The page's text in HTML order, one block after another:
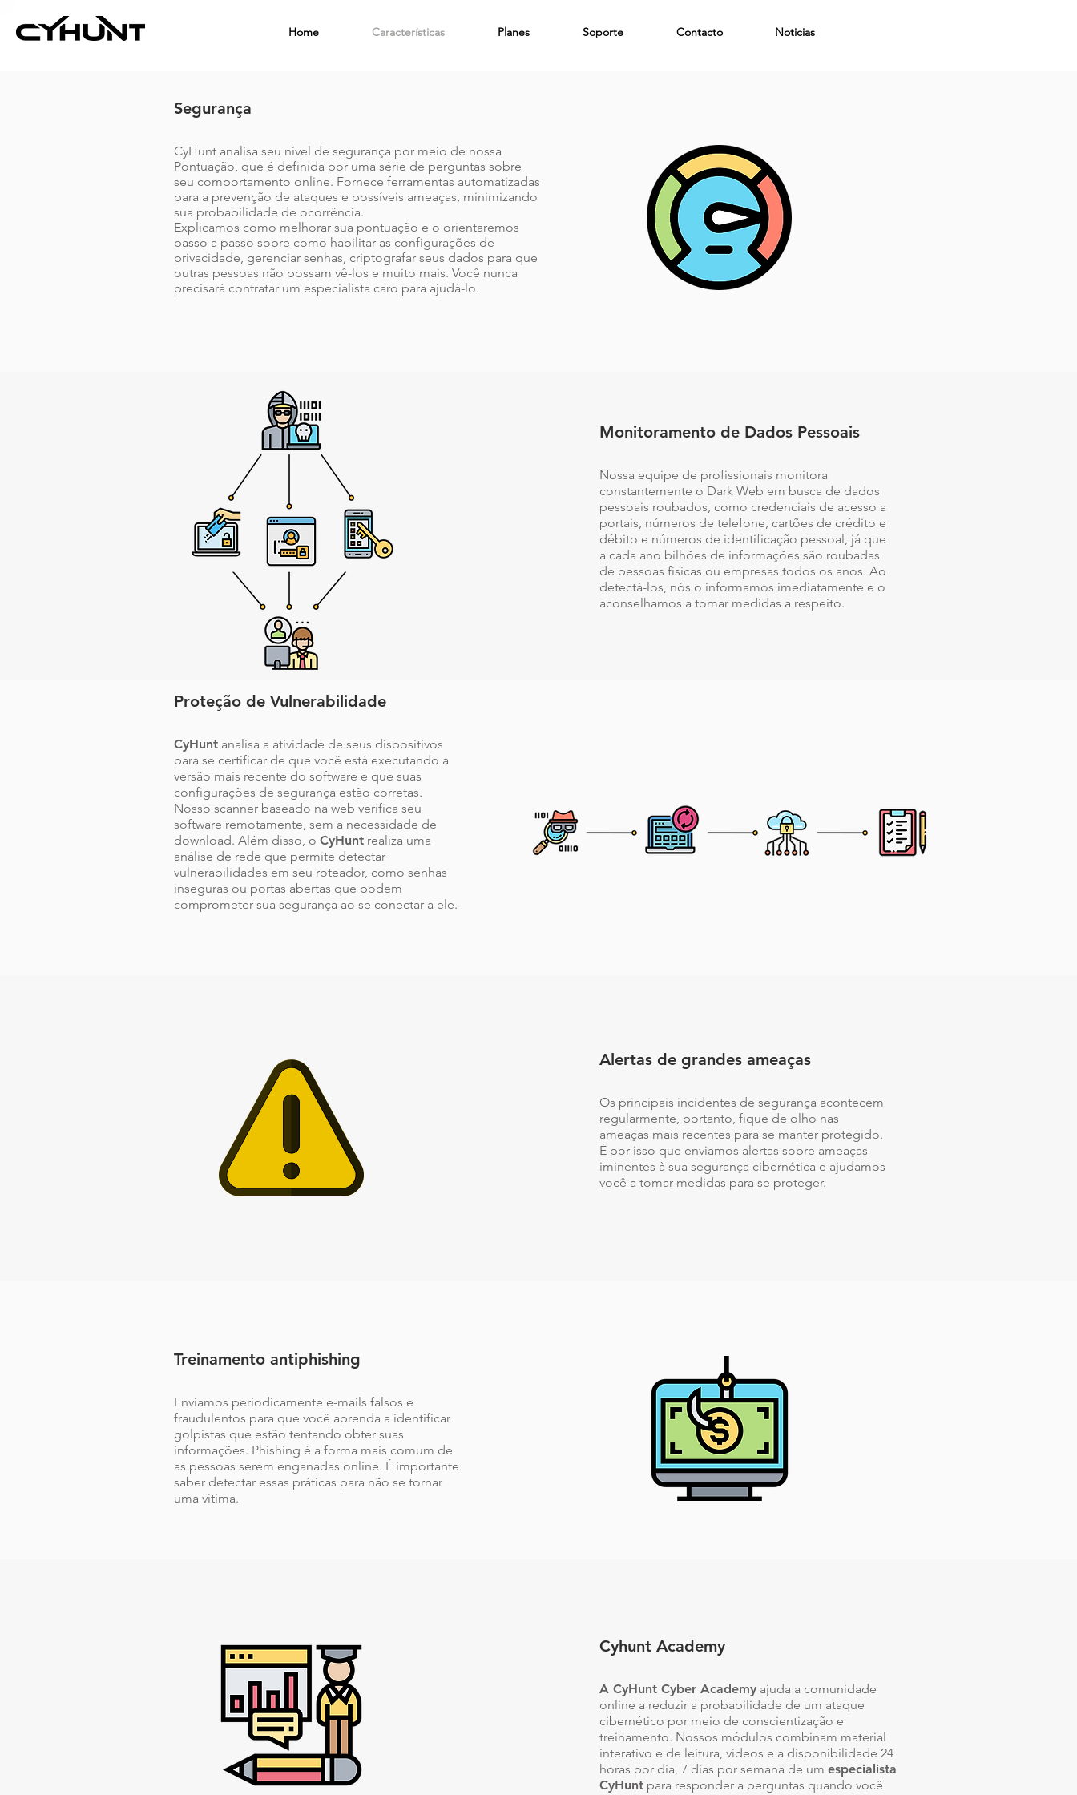
Home Características Planes Soporte Contacto Noticias
Segurança
CyHunt analisa seu nível de segurança por meio de nossa
Pontuação, que é definida por uma série de perguntas sobre
seu comportamento online. Fornece ferramentas automatizadas
para a prevenção de ataques e possíveis ameaças, minimizando
sua probabilidade de ocorrência.
Explicamos como melhorar sua pontuação e o orientaremos
passo a passo sobre como habilitar as configurações de
privacidade, gerenciar senhas, criptografar seus dados para que
outras pessoas não possam vê-los e muito mais. Você nunca
precisará contratar um especialista caro para ajudá-lo.
Monitoramento de Dados Pessoais
Nossa equipe de profissionais monitora
constantemente o Dark Web em busca de dados
pessoais roubados, como credenciais de acesso a
portais, números de telefone, cartões de crédito e
débito e números de identificação pessoal, já que
a cada ano bilhões de informações são roubadas
de pessoas físicas ou empresas todos os anos. Ao
detectá-los, nós o informamos imediatamente e o
aconselhamos a tomar medidas a respeito.
Proteção de Vulnerabilidade
CyHunt analisa a atividade de seus dispositivos
para se certificar de que você está executando a
versão mais recente do software e que suas
configurações de segurança estão corretas.
Nosso scanner baseado na web verifica seu
software remotamente, sem a necessidade de
download. Além disso, o CyHunt realiza uma
análise de rede que permite detectar
vulnerabilidades em seu roteador, como senhas
inseguras ou portas abertas que podem
comprometer sua segurança ao se conectar a ele.
Alertas de grandes ameaças
Os principais incidentes de segurança acontecem
regularmente, portanto, fique de olho nas
ameaças mais recentes para se manter protegido.
É por isso que enviamos alertas sobre ameaças
iminentes à sua segurança cibernética e ajudamos
você a tomar medidas para se proteger.
Treinamento antiphishing
Enviamos periodicamente e-mails falsos e
fraudulentos para que você aprenda a identificar
golpistas que estão tentando obter suas
informações. Phishing é a forma mais comum de
as pessoas serem enganadas online. É importante
saber detectar essas práticas para não se tornar
uma vítima.
Cyhunt Academy
A CyHunt Cyber Academy ajuda a comunidade
online a reduzir a probabilidade de um ataque
cibernético por meio de conscientização e
treinamento. Nossos módulos combinam material
interativo e de leitura, vídeos e a disponibilidade 24
horas por dia, 7 dias por semana de um especialista
CyHunt para responder a perguntas quando você